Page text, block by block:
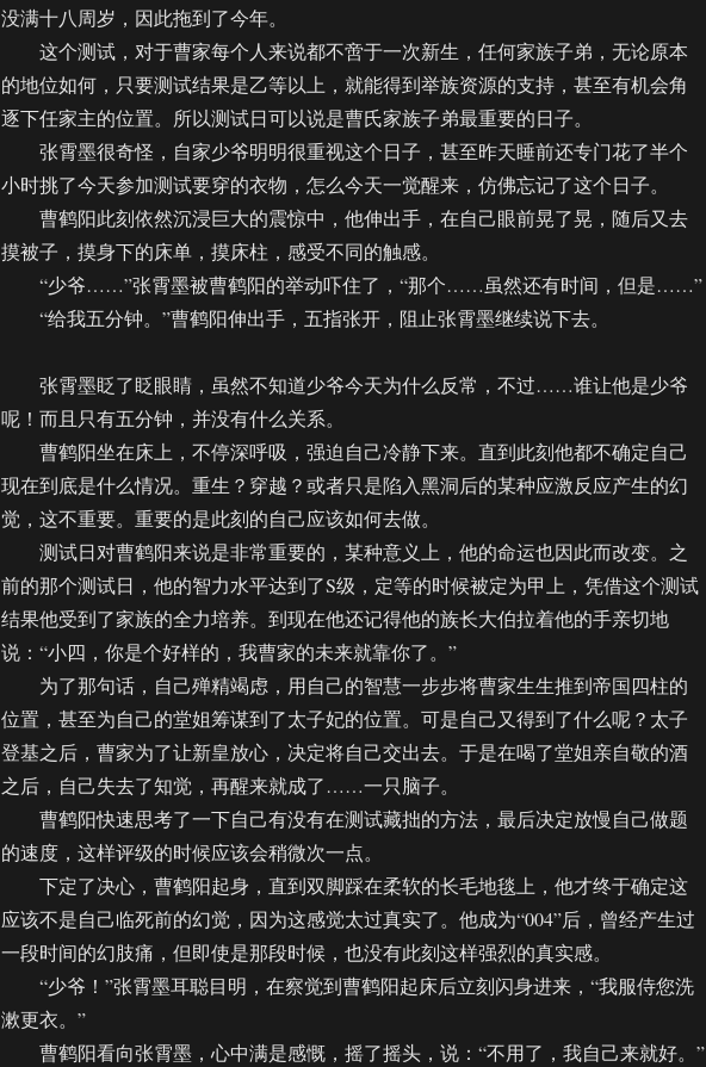
没满十八周岁，因此拖到了今年。
这个测试，对于曹家每个人来说都不啻于一次新生，任何家族子弟，无论原本
的地位如何，只要测试结果是乙等以上，就能得到举族资源的支持，甚至有机会角
逐下任家主的位置。所以测试日可以说是曹氏家族子弟最重要的日子。
张霄墨很奇怪，自家少爷明明很重视这个日子，甚至昨天睡前还专门花了半个
小时挑了今天参加测试要穿的衣物，怎么今天一觉醒来，仿佛忘记了这个日子。
曹鹤阳此刻依然沉浸巨大的震惊中，他伸出手，在自己眼前晃了晃，随后又去
摸被子，摸身下的床单，摸床柱，感受不同的触感。
“少爷……”张霄墨被曹鹤阳的举动吓住了，“那个……虽然还有时间，但是……”
“给我五分钟。”曹鹤阳伸出手，五指张开，阻止张霄墨继续说下去。
张霄墨眨了眨眼睛，虽然不知道少爷今天为什么反常，不过……谁让他是少爷
呢！而且只有五分钟，并没有什么关系。
曹鹤阳坐在床上，不停深呼吸，强迫自己冷静下来。直到此刻他都不确定自己
现在到底是什么情况。重生？穿越？或者只是陷入黑洞后的某种应激反应产生的幻
觉，这不重要。重要的是此刻的自己应该如何去做。
测试日对曹鹤阳来说是非常重要的，某种意义上，他的命运也因此而改变。之
前的那个测试日，他的智力水平达到了S级，定等的时候被定为甲上，凭借这个测试
结果他受到了家族的全力培养。到现在他还记得他的族长大伯拉着他的手亲切地
说：“小四，你是个好样的，我曹家的未来就靠你了。”
为了那句话，自己殚精竭虑，用自己的智慧一步步将曹家生生推到帝国四柱的
位置，甚至为自己的堂姐筹谋到了太子妃的位置。可是自己又得到了什么呢？太子
登基之后，曹家为了让新皇放心，决定将自己交出去。于是在喝了堂姐亲自敬的酒
之后，自己失去了知觉，再醒来就成了……一只脑子。
曹鹤阳快速思考了一下自己有没有在测试藏拙的方法，最后决定放慢自己做题
的速度，这样评级的时候应该会稍微次一点。
下定了决心，曹鹤阳起身，直到双脚踩在柔软的长毛地毯上，他才终于确定这
应该不是自己临死前的幻觉，因为这感觉太过真实了。他成为“004”后，曾经产生过
一段时间的幻肢痛，但即使是那段时候，也没有此刻这样强烈的真实感。
“少爷！”张霄墨耳聪目明，在察觉到曹鹤阳起床后立刻闪身进来，“我服侍您洗
漱更衣。”
曹鹤阳看向张霄墨，心中满是感慨，摇了摇头，说：“不用了，我自己来就好。”